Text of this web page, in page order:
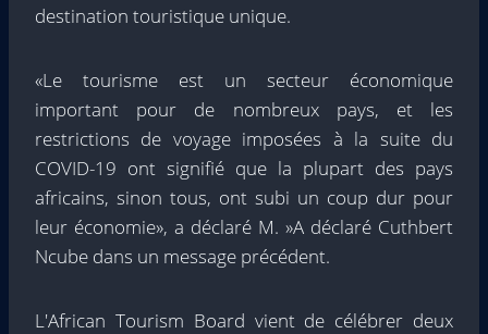
destination touristique unique.
«Le tourisme est un secteur économique
important pour de nombreux pays, et les
restrictions de voyage imposées à la suite du
COVID-19 ont signifié que la plupart des pays
africains, sinon tous, ont subi un coup dur pour
leur économie», a déclaré M. »A déclaré Cuthbert
Ncube dans un message précédent.
L'African Tourism Board vient de célébrer deux